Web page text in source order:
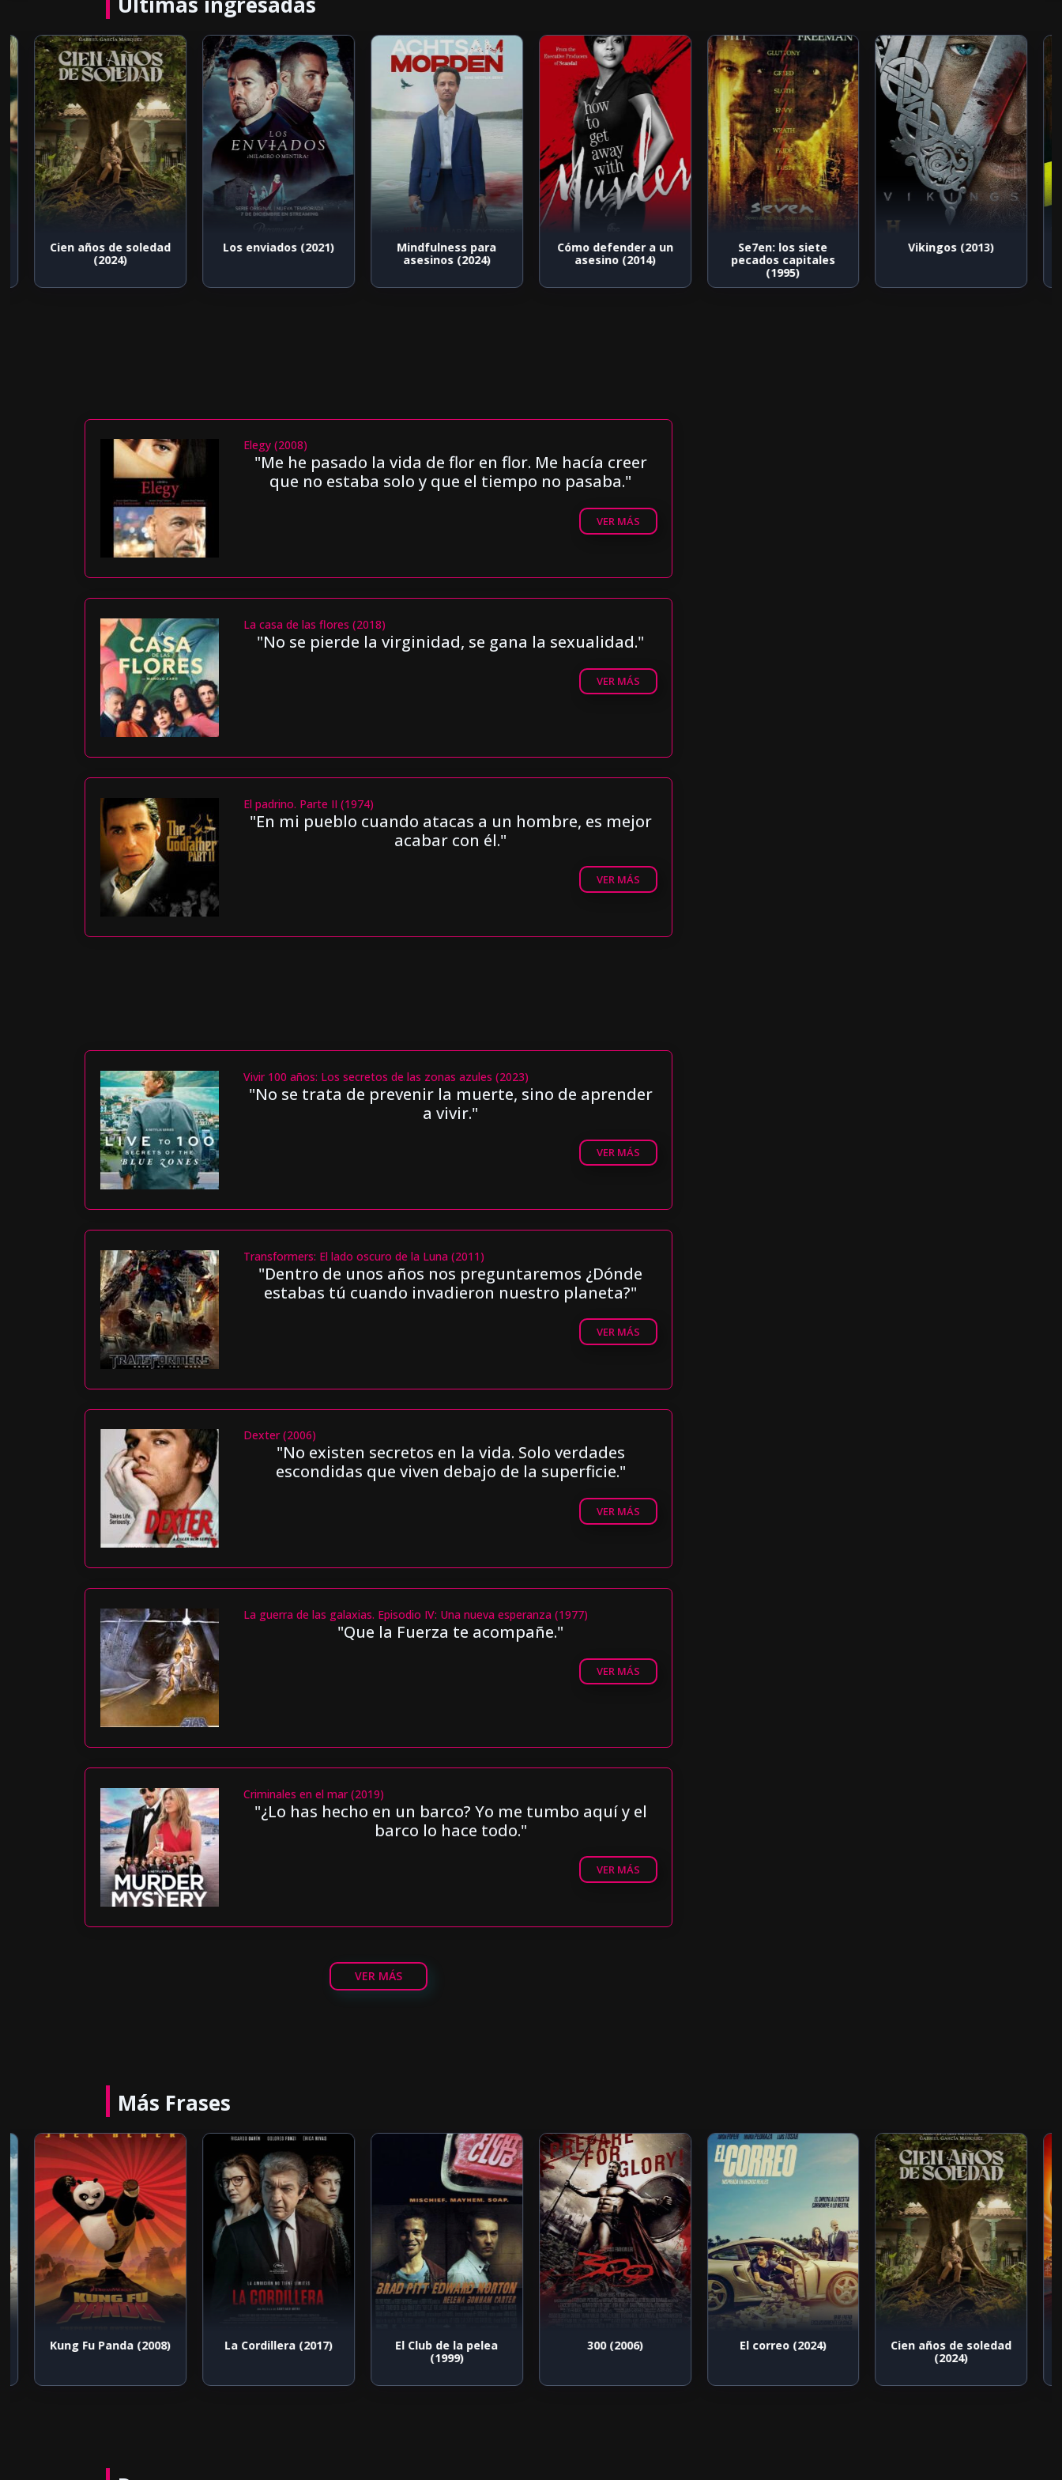
Cien años de soledad
(2024)
Los enviados (2021)
Mindfulness para
asesinos (2024)
Cómo defender a un
asesino (2014)
Se7en: los siete
pecados capitales
(1995)
Vikingos (2013)
Elegy (2008)
"Me he pasado la vida de flor en flor. Me hacía creer
que no estaba solo y que el tiempo no pasaba."
VER MÁS
La casa de las flores (2018)
"No se pierde la virginidad, se gana la sexualidad."
VER MÁS
El padrino. Parte II (1974)
"En mi pueblo cuando atacas a un hombre, es mejor
acabar con él."
VER MÁS
Vivir 100 años: Los secretos de las zonas azules (2023)
"No se trata de prevenir la muerte, sino de aprender
a vivir."
VER MÁS
Transformers: El lado oscuro de la Luna (2011)
"Dentro de unos años nos preguntaremos ¿Dónde
estabas tú cuando invadieron nuestro planeta?"
VER MÁS
Dexter (2006)
"No existen secretos en la vida. Solo verdades
escondidas que viven debajo de la superficie."
VER MÁS
La guerra de las galaxias. Episodio IV: Una nueva esperanza (1977)
"Que la Fuerza te acompañe."
VER MÁS
Criminales en el mar (2019)
"¿Lo has hecho en un barco? Yo me tumbo aquí y el
barco lo hace todo."
VER MÁS
VER MÁS
Más Frases
Kung Fu Panda (2008) La Cordillera (2017)
El Club de la pelea
(1999)
300 (2006) El correo (2024)
Cien años de soledad
(2024)